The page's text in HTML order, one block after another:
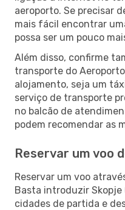
aeroporto. Se precisar
mais fácil encontrar
possa ser um pouco
Além disso, confirme
transporte do
alojamento, seja um
serviço de transporte
no balcão de
podem recomendar as
Reservar um voo
Reservar um voo
Basta introduzir Skopje
cidades de partida e